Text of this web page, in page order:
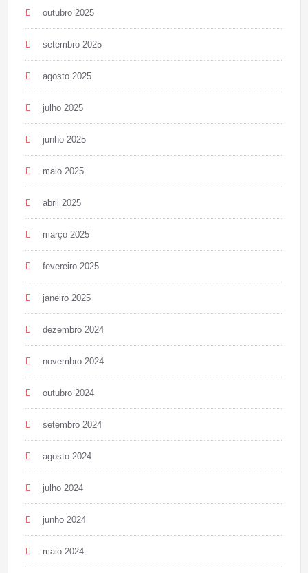
outubro 2025
setembro 2025
agosto 2025
julho 2025
junho 2025
maio 2025
abril 2025
março 2025
fevereiro 2025
janeiro 2025
dezembro 2024
novembro 2024
outubro 2024
setembro 2024
agosto 2024
julho 2024
junho 2024
maio 2024